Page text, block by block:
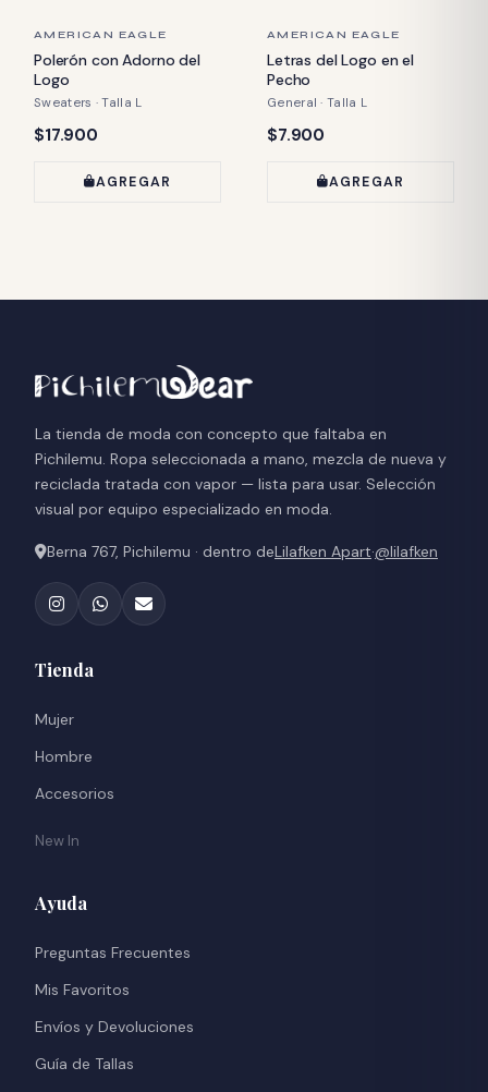
ÚLTIMA PIEZA
AMERICAN EAGLE
Polerón con Adorno del
Logo
Sweaters · Talla L
Precio:
$17.900
AGREGAR
ÚLTIMA PIEZA
AMERICAN EAGLE
Letras del Logo en el
Pecho
General · Talla L
Precio:
$7.900
AGREGAR
La tienda de moda con concepto que faltaba en
Pichilemu. Ropa seleccionada a mano, mezcla de nueva y
reciclada tratada con vapor — lista para usar. Selección
visual por equipo especializado en moda.
Berna 767, Pichilemu · dentro deLilafken Apart·@lilafken
Tienda
Mujer
Hombre
Accesorios
New In
Ayuda
Preguntas Frecuentes
Mis Favoritos
Envíos y Devoluciones
Guía de Tallas